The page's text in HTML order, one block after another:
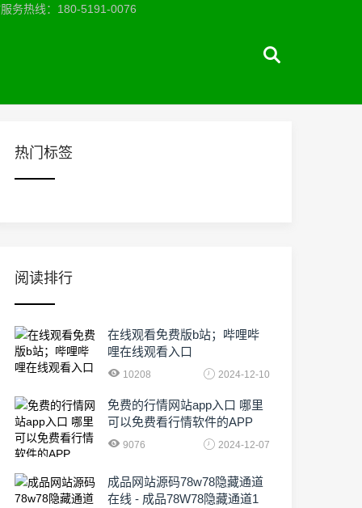
务热线：180-5191-0076
热门标签
阅读排行
在线观看免费版b站；哔哩哔
哩在线观看入口
10208 2024-12-10
免费的行情网站app入口 哪里
可以免费看行情软件的APP
9076 2024-12-07
成品网站源码78w78隐藏通道
在线 - 成品78W78隐藏通道1